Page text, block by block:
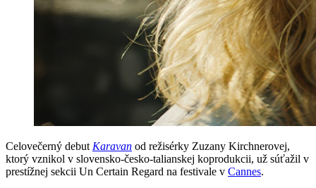
Celovečerný debut Karavan od režisérky Zuzany Kirchnerovej,
ktorý vznikol v slovensko-česko-talianskej koprodukcii, už súťažil v
prestížnej sekcii Un Certain Regard na festivale v Cannes.